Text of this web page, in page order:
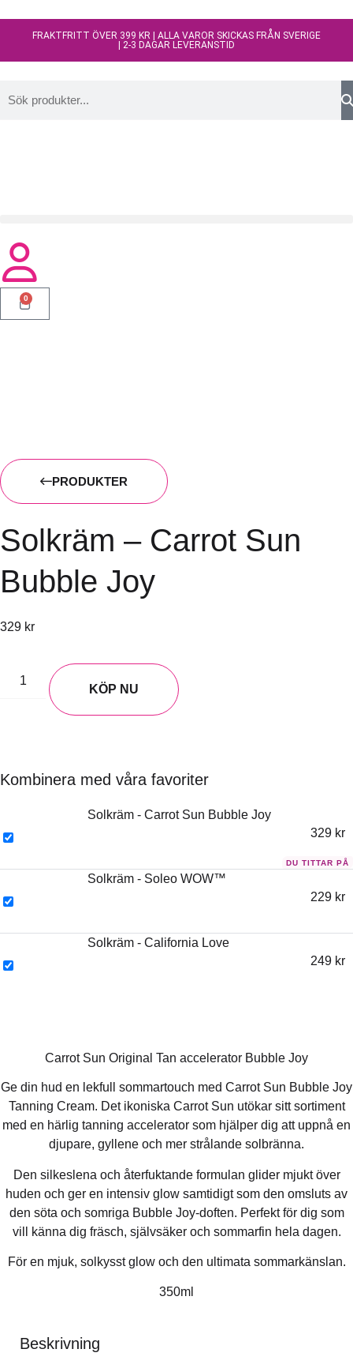
FRAKTFRITT ÖVER 399 KR | ALLA VAROR SKICKAS FRÅN SVERIGE
| 2-3 DAGAR LEVERANSTID
0
PRODUKTER
Solkräm – Carrot Sun
Bubble Joy
329 kr
KÖP NU
Kombinera med våra favoriter
Solkräm - Carrot Sun Bubble Joy
329 kr
Solkräm - Soleo WOW™
229 kr
Solkräm - California Love
249 kr
Carrot Sun Original Tan accelerator Bubble Joy
Ge din hud en lekfull sommartouch med Carrot Sun Bubble Joy
Tanning Cream. Det ikoniska Carrot Sun utökar sitt sortiment
med en härlig tanning accelerator som hjälper dig att uppnå en
djupare, gyllene och mer strålande solbränna.
Den silkeslena och återfuktande formulan glider mjukt över
huden och ger en intensiv glow samtidigt som den omsluts av
den söta och somriga Bubble Joy-doften. Perfekt för dig som
vill känna dig fräsch, självsäker och sommarfin hela dagen.
För en mjuk, solkysst glow och den ultimata sommarkänslan.
350ml
Beskrivning